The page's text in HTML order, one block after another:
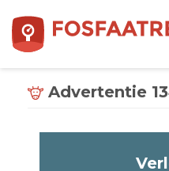
Advertentie